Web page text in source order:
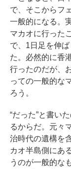
で、そこからフ
一般的になる。
マカオに行った
で、1日足を伸
た。必然的に香
行ったのだが、
っての一般的な
ろう。
“だった”と書い
るからだ。元々
治時代の遺構を
カオ半島側にあ
うのが一般的な